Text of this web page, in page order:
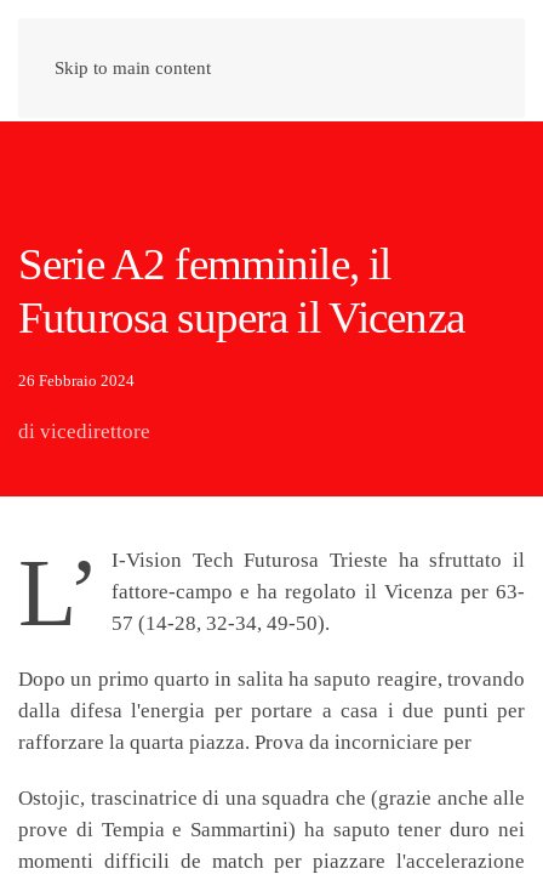
Skip to main content
Serie A2 femminile, il
Futurosa supera il Vicenza
26 Febbraio 2024
di vicedirettore
L’
I-Vision Tech Futurosa Trieste ha sfruttato il
fattore-campo e ha regolato il Vicenza per 63-
57 (14-28, 32-34, 49-50).
Dopo un primo quarto in salita ha saputo reagire, trovando
dalla difesa l'energia per portare a casa i due punti per
rafforzare la quarta piazza. Prova da incorniciare per
Ostojic, trascinatrice di una squadra che (grazie anche alle
prove di Tempia e Sammartini) ha saputo tener duro nei
momenti difficili de match per piazzare l'accelerazione